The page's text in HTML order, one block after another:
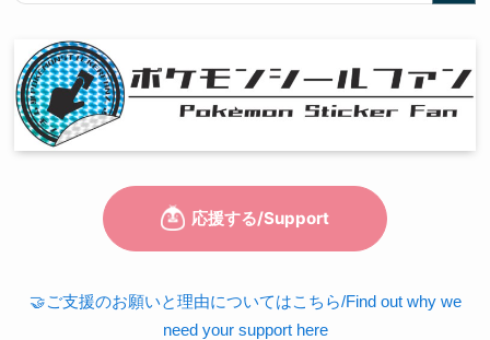
🤝ご支援のお願いと理由についてはこちら/Find out why we
need your support here